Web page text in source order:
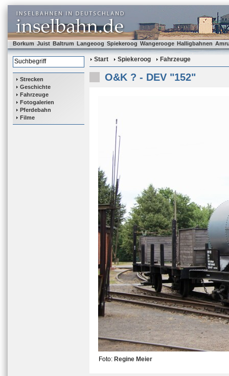
Borkum Juist Baltrum Langeoog Spiekeroog Wangerooge Halligbahnen
Strecken
Geschichte
Fahrzeuge
Fotogalerien
Pferdebahn
Filme
Start Spiekeroog Fahrzeuge
O&K ? - DEV "152"
Foto: Regine Meier